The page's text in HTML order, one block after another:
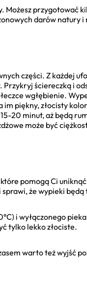
Możesz przygotować
darów natury i
części. Z każdej
Przykryj ściereczką i
wgłębienie.
piękny, złocisty
20 minut, aż będą
może być
pomogą Ci
że wypieki
i wyłączonego
tylko lekko złociste.
warto też wyjść